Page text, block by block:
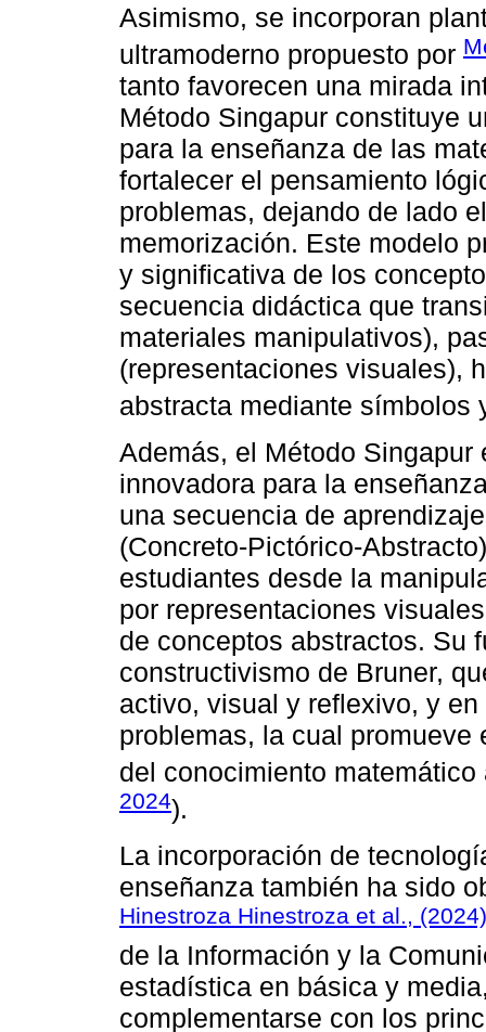
Asimismo, se incorporan
ultramoderno propuesto por
tanto favorecen una mirada
Método Singapur constituye
para la enseñanza de las
fortalecer el pensamiento
problemas, dejando de lado
memorización. Este modelo
y significativa de los
secuencia didáctica que
materiales manipulativos),
(representaciones visuales),
abstracta mediante símbolos
Además, el Método
innovadora para la
una secuencia de
(Concreto-Pictórico-
estudiantes desde la
por representaciones
de conceptos abstractos. Su
constructivismo de Bruner,
activo, visual y reflexivo, y
problemas, la cual
del conocimiento
2024).
La incorporación de
enseñanza también ha sido
Hinestroza Hinestroza et al., (2024)
de la Información y la
estadística en básica y
complementarse con los